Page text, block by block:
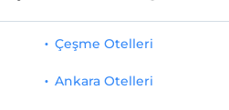
Çeşme Otelleri
Ankara Otelleri